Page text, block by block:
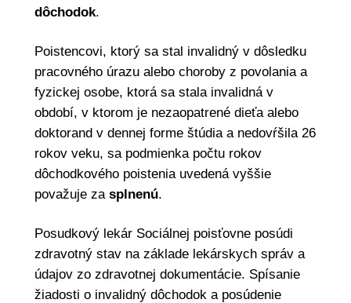
dôchodok.
Poistencovi, ktorý sa stal invalidný v dôsledku
pracovného úrazu alebo choroby z povolania a
fyzickej osobe, ktorá sa stala invalidná v
období, v ktorom je nezaopatrené dieťa alebo
doktorand v dennej forme štúdia a nedovŕšila 26
rokov veku, sa podmienka počtu rokov
dôchodkového poistenia uvedená vyššie
považuje za splnenú.
Posudkový lekár Sociálnej poisťovne posúdi
zdravotný stav na základe lekárskych správ a
údajov zo zdravotnej dokumentácie. Spísanie
žiadosti o invalidný dôchodok a posúdenie